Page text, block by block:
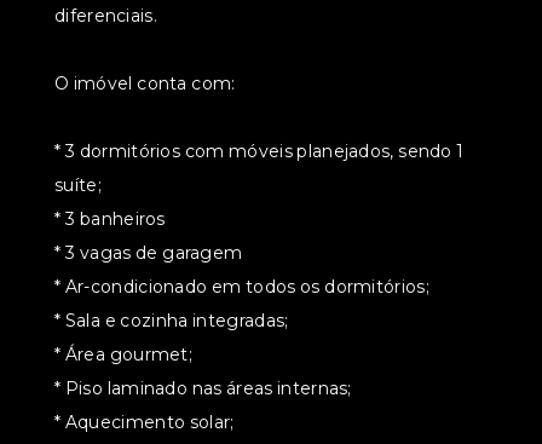
diferenciais.
O imóvel conta com:
* 3 dormitórios com móveis planejados, sendo 1
suíte;
* ⁠3 banheiros
* ⁠3 vagas de garagem
* Ar-condicionado em todos os dormitórios;
* Sala e cozinha integradas;
* Área gourmet;
* Piso laminado nas áreas internas;
* Aquecimento solar;